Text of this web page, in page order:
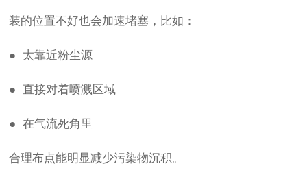
装的位置不好也会加速堵塞，比如：
● 太靠近粉尘源
● 直接对着喷溅区域
● 在气流死角里
合理布点能明显减少污染物沉积。